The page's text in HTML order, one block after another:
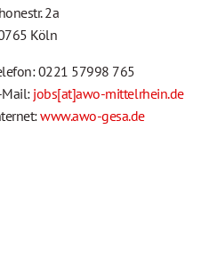
2a
Köln
0221 57998 765
Mail:jobs[at]awo-mittelrhein.de
www.awo-gesa.de